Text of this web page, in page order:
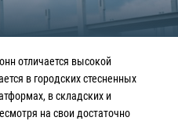
отличается высокой
в городских стесненных
в складских и
на свои достаточно